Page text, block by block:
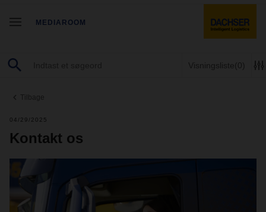
MEDIAROOM
Visningsliste(0)
Tilbage
04/29/2025
Kontakt os